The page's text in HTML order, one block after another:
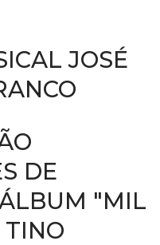
JOSÉ
DE
"MIL
TINO